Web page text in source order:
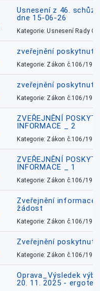
Usnesení z 46.
dne 15-06-26
Kategorie: Usnesení Rady
zveřejnění
Kategorie: Zákon č.106/1999
zveřejnění
Kategorie: Zákon č.106/1999
ZVEŘEJNĚNÍ
INFORMACE _ 2
Kategorie: Zákon č.106/1999
ZVEŘEJNĚNÍ
INFORMACE _ 1
Kategorie: Zákon č.106/1999
Zveřejnění informace
žádost
Kategorie: Zákon č.106/1999
Zveřejnění
Kategorie: Zákon č.106/1999
Oprava_Výsledek
20. 11. 2025 -